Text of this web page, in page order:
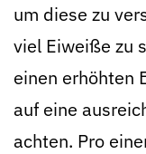
um diese zu
viel Eiweiße zu
einen erhöhten
auf eine
achten. Pro